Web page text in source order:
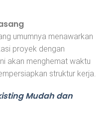
umumnya menawarkan
proyek dengan
akan menghemat waktu
struktur kerja.
Mudah dan